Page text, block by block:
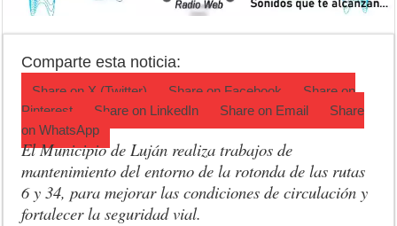
Jubilación en Argentina: qué requisitos exige ANSES para acceder al
Cédulas de identidad: residentes uruguayos avanzan con su
Comparte esta noticia:
Share on X (Twitter) Share on Facebook
Share on
Pinterest
Share on LinkedIn Share on Email
Share
onWhatsApp
El Municipio de Luján realiza trabajos de
mantenimiento del entorno de la rotonda de las rutas
6 y 34, para mejorar las condiciones de circulación y
fortalecer la seguridad vial.